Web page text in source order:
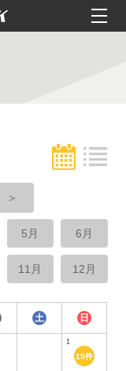
＞
5月 6月
11月 12月
土 日
1
15件